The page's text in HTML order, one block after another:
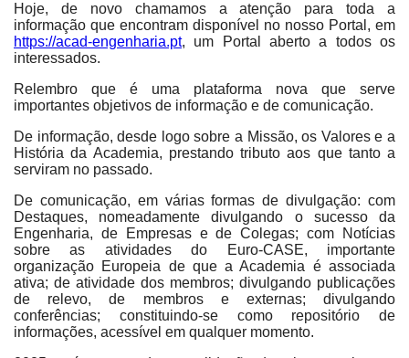
Hoje, de novo chamamos a atenção para toda a
informação que encontram disponível no nosso Portal, em
https://acad-engenharia.pt, um Portal aberto a todos os
interessados.
Relembro que é uma plataforma nova que serve
importantes objetivos de informação e de comunicação.
De informação, desde logo sobre a Missão, os Valores e a
História da Academia, prestando tributo aos que tanto a
serviram no passado.
De comunicação, em várias formas de divulgação: com
Destaques, nomeadamente divulgando o sucesso da
Engenharia, de Empresas e de Colegas; com Notícias
sobre as atividades do Euro-CASE, importante
organização Europeia de que a Academia é associada
ativa; de atividade dos membros; divulgando publicações
de relevo, de membros e externas; divulgando
conferências; constituindo-se como repositório de
informações, acessível em qualquer momento.